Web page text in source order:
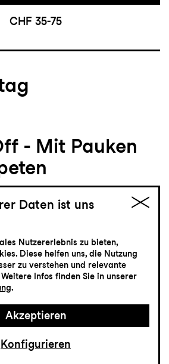
CHF 35-75
- Mit Pauken
Paul Allen nach dem
Herman
CHF 35-75
Daten ist uns
Nutzererlebnis zu bieten,
Diese helfen uns, die Nutzung
zu verstehen und relevante
Infos finden Sie in unserer
.
Akzeptieren
Konfigurieren